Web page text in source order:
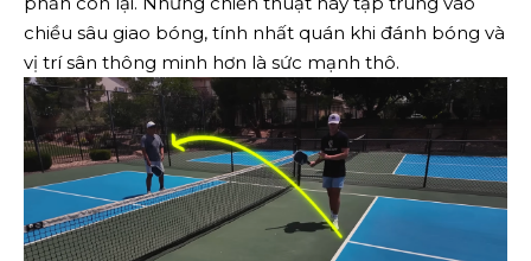
chiều sâu giao bóng, tính nhất quán khi đánh bóng và
vị trí sân thông minh hơn là sức mạnh thô.